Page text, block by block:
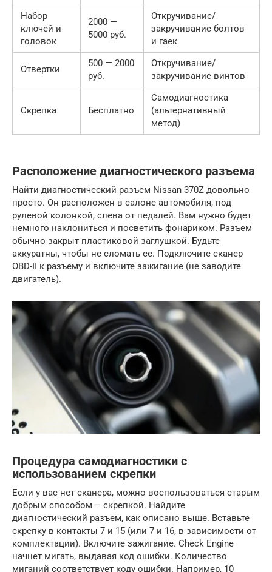
Набор
ключей и
головок
2000 —
5000 руб.
Откручивание/
закручивание болтов
и гаек
Отвертки
500 — 2000
руб.
Откручивание/
закручивание винтов
Скрепка Бесплатно
Самодиагностика
(альтернативный
метод)
Расположение диагностического разъема
Найти диагностический разъем Nissan 370Z довольно
просто. Он расположен в салоне автомобиля, под
рулевой колонкой, слева от педалей. Вам нужно будет
немного наклониться и посветить фонариком. Разъем
обычно закрыт пластиковой заглушкой. Будьте
аккуратны, чтобы не сломать ее. Подключите сканер
OBD-II к разъему и включите зажигание (не заводите
двигатель).
Процедура самодиагностики с
использованием скрепки
Если у вас нет сканера, можно воспользоваться старым
добрым способом – скрепкой. Найдите
диагностический разъем, как описано выше. Вставьте
скрепку в контакты 7 и 15 (или 7 и 16, в зависимости от
комплектации). Включите зажигание. Check Engine
начнет мигать, выдавая код ошибки. Количество
миганий соответствует коду ошибки. Например, 10